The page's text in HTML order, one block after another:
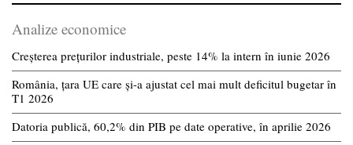
Analize economice
Creșterea prețurilor industriale, peste 14% la intern în iunie 2026
România, țara UE care și-a ajustat cel mai mult deficitul bugetar în
T1 2026
Datoria publică, 60,2% din PIB pe date operative, în aprilie 2026